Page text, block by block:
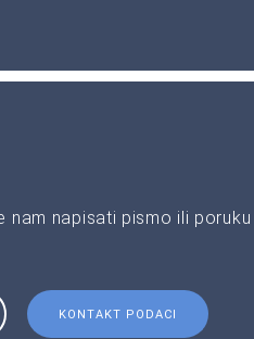
nam napisati pismo ili
KONTAKT PODACI